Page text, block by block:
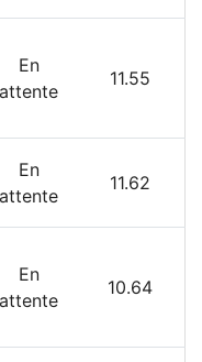
En
attente
11.55
En
attente
11.62
En
attente
10.64